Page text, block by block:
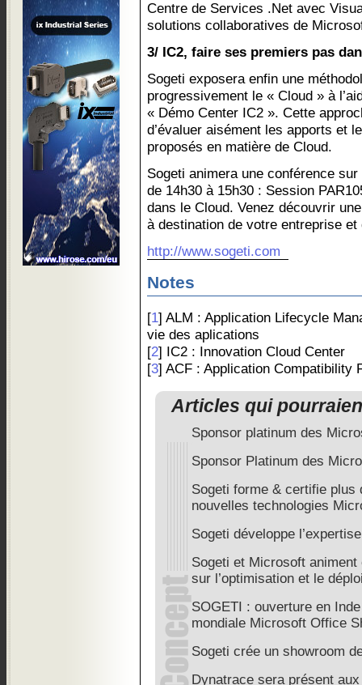
Centre de Services .Net avec
solutions collaboratives de
3/ IC2, faire ses premiers pas
Sogeti exposera enfin une
progressivement le « Cloud » à
« Démo Center IC2 ». Cette
d’évaluer aisément les apports et
proposés en matière de Cloud.
Sogeti animera une conférence
de 14h30 à 15h30 : Session
dans le Cloud. Venez découvrir
à destination de votre entreprise
http://www.sogeti.com
Notes
[1] ALM : Application Lifecycle
vie des aplications
[2] IC2 : Innovation Cloud Center
[3] ACF : Application Compatibility
Articles qui
Sponsor platinum des
Sponsor Platinum des
Sogeti forme & certifie plus
nouvelles technologies
Sogeti développe
Sogeti et Microsoft
sur l’optimisation et le
SOGETI : ouverture en
mondiale Microsoft Office
Sogeti crée un showroom
Dynatrace sera présent